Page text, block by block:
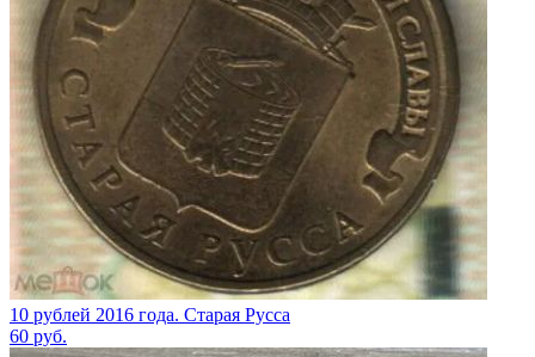
10 рублей 2016 года. Старая Русса
60 руб.